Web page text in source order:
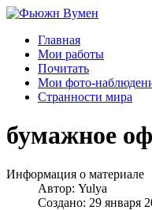
Главная
Мои работы
Почитать
Мои фото-
Странности мира
бумажное
Информация о материале
Автор: Yulya
Создано: 29 января